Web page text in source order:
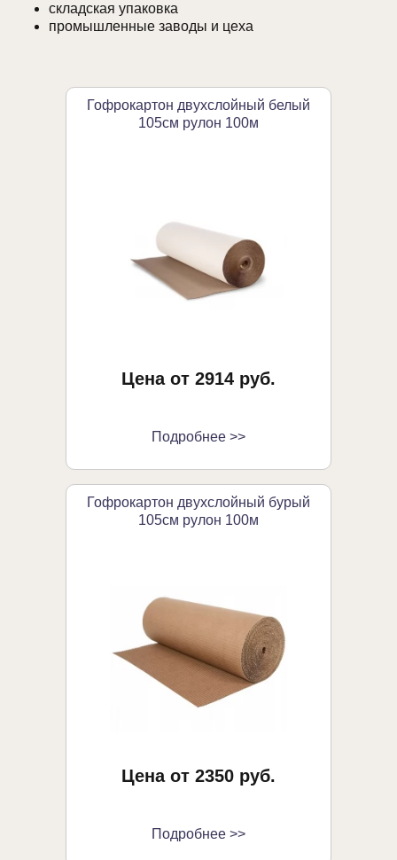
складская упаковка
промышленные заводы и цеха
Гофрокартон двухслойный белый
105см рулон 100м
Цена от 2914 руб.
Подробнее >>
Гофрокартон двухслойный бурый
105см рулон 100м
Цена от 2350 руб.
Подробнее >>